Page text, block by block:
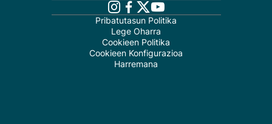
Pribatutasun Politika
Lege Oharra
Cookieen Politika
Cookieen Konfigurazioa
Harremana